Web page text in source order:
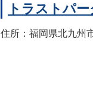
トラストパ
住所：福岡県北九州